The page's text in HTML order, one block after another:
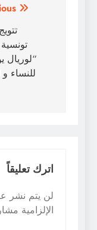
تصفّح
المقالات
“لوريال
للنساء و
اترك تعليقاً
لن يتم نشر
الإلزامية